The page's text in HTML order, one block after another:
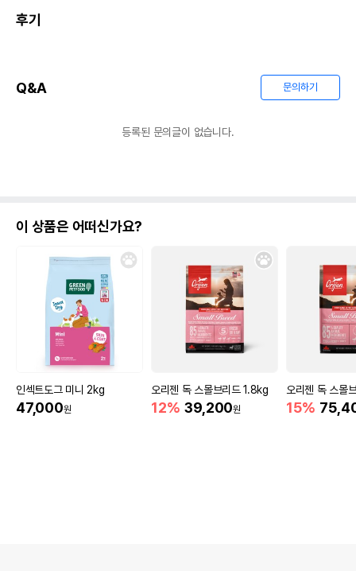
후기
Q&A 문의하기
등록된 문의글이 없습니다.
이 상품은 어떠신가요?
인섹트도그 미니 2kg
47,000원
오리젠 독 스몰브리드 1.8kg
12% 39,200원
오리젠 독 스몰
15%